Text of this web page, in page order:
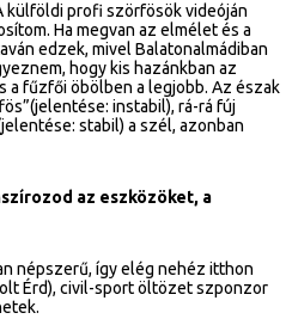
külföldi profi szörfösök videóján
Ha megvan az elmélet és a
edzek, mivel Balatonalmádiban
hogy kis hazánkban az
a fűzfői öbölben a legjobb. Az észak
instabil), rá-rá fúj
stabil) a szél, azonban
az eszközöket, a
népszerű, így elég nehéz itthon
Érd), civil-sport öltözet szponzor